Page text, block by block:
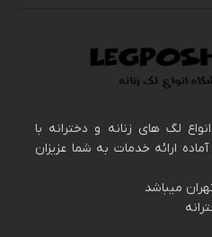
لگ های زنانه و دخترانه با
آماده ارائه خدمات به شما عزیزان
میباشد